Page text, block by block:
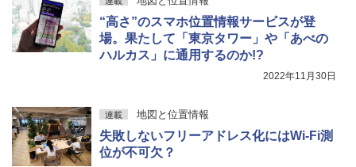
“高さ”のスマホ位置情報サービスが登
場。果たして「東京タワー」や「あべの
ハルカス」に通用するのか!?
2022年11月30日
連載 地図と位置情報
失敗しないフリーアドレス化にはWi-Fi測
位が不可欠？